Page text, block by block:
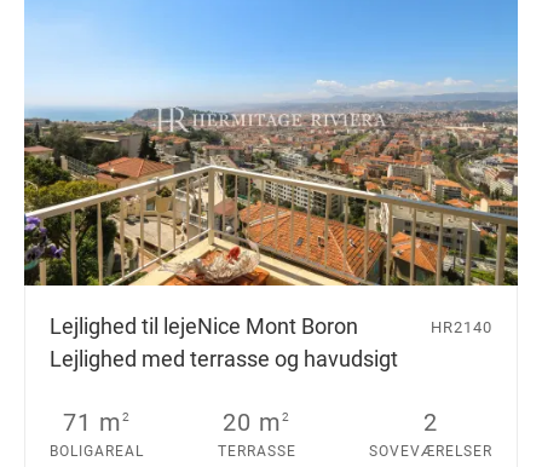
Lejlighed til lejeNice Mont Boron
Lejlighed med terrasse og havudsigt
HR2140
71 m2
BOLIGAREAL
20 m2
TERRASSE
2
SOVEVÆRELSER